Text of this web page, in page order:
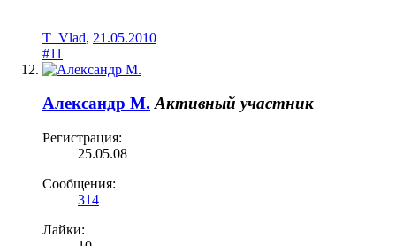
T_Vlad, 21.05.2010
#11
Александр М. Активный участник
Регистрация:
25.05.08
Сообщения:
314
Лайки: